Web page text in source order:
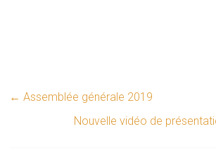
← Assemblée générale 2019
Nouvelle vidéo de